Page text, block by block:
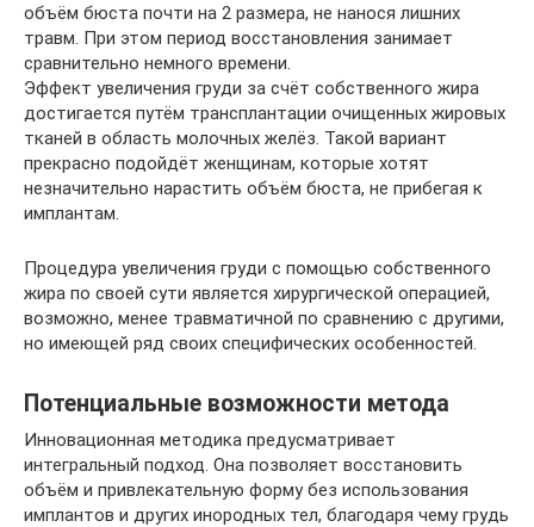
объём бюста почти на 2 размера, не нанося лишних
травм. При этом период восстановления занимает
сравнительно немного времени.
Эффект увеличения груди за счёт собственного жира
достигается путём трансплантации очищенных жировых
тканей в область молочных желёз. Такой вариант
прекрасно подойдёт женщинам, которые хотят
незначительно нарастить объём бюста, не прибегая к
имплантам.
Процедура увеличения груди с помощью собственного
жира по своей сути является хирургической операцией,
возможно, менее травматичной по сравнению с другими,
но имеющей ряд своих специфических особенностей.
Потенциальные возможности метода
Инновационная методика предусматривает
интегральный подход. Она позволяет восстановить
объём и привлекательную форму без использования
имплантов и других инородных тел, благодаря чему грудь